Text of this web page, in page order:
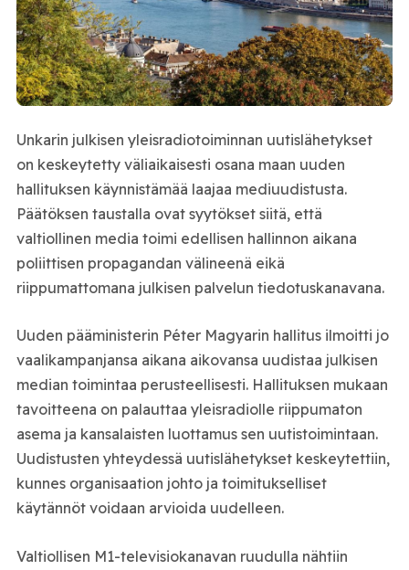
Unkarin julkisen yleisradiotoiminnan uutislähetykset
on keskeytetty väliaikaisesti osana maan uuden
hallituksen käynnistämää laajaa mediuudistusta.
Päätöksen taustalla ovat syytökset siitä, että
valtiollinen media toimi edellisen hallinnon aikana
poliittisen propagandan välineenä eikä
riippumattomana julkisen palvelun tiedotuskanavana.
Uuden pääministerin Péter Magyarin hallitus ilmoitti jo
vaalikampanjansa aikana aikovansa uudistaa julkisen
median toimintaa perusteellisesti. Hallituksen mukaan
tavoitteena on palauttaa yleisradiolle riippumaton
asema ja kansalaisten luottamus sen uutistoimintaan.
Uudistusten yhteydessä uutislähetykset keskeytettiin,
kunnes organisaation johto ja toimitukselliset
käytännöt voidaan arvioida uudelleen.
Valtiollisen M1-televisiokanavan ruudulla nähtiin